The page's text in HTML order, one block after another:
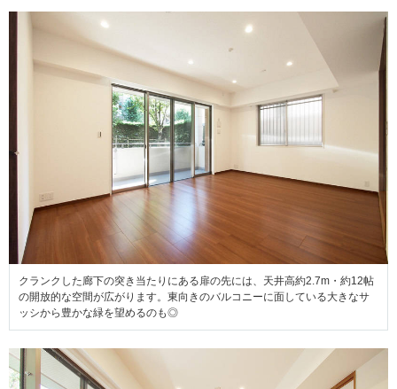
クランクした廊下の突き当たりにある扉の先には、天井高約2.7m・約12帖
の開放的な空間が広がります。東向きのバルコニーに面している大きなサ
ッシから豊かな緑を望めるのも◎